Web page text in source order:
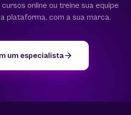
online ou treine sua equipe
plataforma, com a sua marca.
um especialista